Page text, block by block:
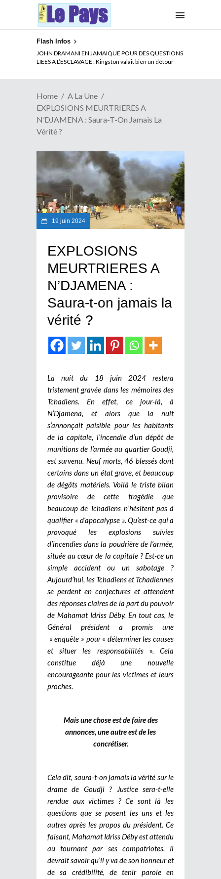
Flash Infos
JOHN DRAMANI EN JAMAIQUE POUR DES QUESTIONS
LIEES A L’ESCLAVAGE : Kingston valait bien un détour
ELECTION DE TALON A LA TETE DU SENAT BENINOIS :
Quand Patrice quitte le pouvoir sans partir !
Home
A La Une
EXPLOSIONS MEURTRIERES A
N’DJAMENA : Saura-T-On Jamais La
Vérité ?
19 juin 2024
EXPLOSIONS
MEURTRIERES A
N’DJAMENA :
Saura-t-on jamais la
vérité ?
La nuit du 18 juin 2024 restera
tristement gravée dans les mémoires des
Tchadiens. En effet, ce jour-là, à
N’Djamena, et alors que la nuit
s’annonçait paisible pour les habitants
de la capitale, l’incendie d’un dépôt de
munitions de l’armée au quartier Goudji,
est survenu. Neuf morts, 46 blessés dont
certains dans un état grave, et beaucoup
de dégâts matériels. Voilà le triste bilan
provisoire de cette tragédie que
beaucoup de Tchadiens n’hésitent pas à
qualifier « d’apocalypse ». Qu’est-ce qui a
provoqué les explosions suivies
d’incendies dans la poudrière de l’armée,
située au cœur de la capitale ? Est-ce un
simple accident ou un sabotage ?
Aujourd’hui, les Tchadiens et Tchadiennes
se perdent en conjectures et attendent
des réponses claires de la part du pouvoir
de Mahamat Idriss Déby. En tout cas, le
Général président a promis une
« enquête » pour « déterminer les causes
et situer les responsabilités ». Cela
constitue déjà une nouvelle
encourageante pour les victimes et leurs
proches.
Mais une chose est de faire des
annonces, une autre est de les
concrétiser.
Cela dit, saura-t-on jamais la vérité sur le
drame de Goudji ? Justice sera-t-elle
rendue aux victimes ? Ce sont là les
questions que se posent les uns et les
autres après les propos du président. Ce
faisant, Mahamat Idriss Déby est attendu
au tournant par ses compatriotes. Il
devrait savoir qu’il y va de son honneur et
de sa crédibilité, de tenir parole en